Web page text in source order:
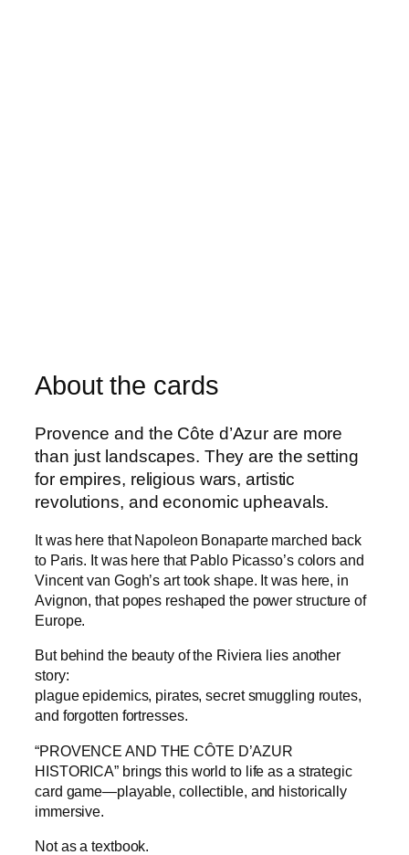
About the cards
Provence and the Côte d’Azur are more
than just landscapes. They are the setting
for empires, religious wars, artistic
revolutions, and economic upheavals.
It was here that Napoleon Bonaparte marched back
to Paris. It was here that Pablo Picasso’s colors and
Vincent van Gogh’s art took shape. It was here, in
Avignon, that popes reshaped the power structure of
Europe.
But behind the beauty of the Riviera lies another
story:
plague epidemics, pirates, secret smuggling routes,
and forgotten fortresses.
“PROVENCE AND THE CÔTE D’AZUR
HISTORICA” brings this world to life as a strategic
card game—playable, collectible, and historically
immersive.
Not as a textbook.